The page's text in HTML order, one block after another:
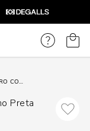
SANDÁLIA COURO CONFORT SALTO BAIXO FINO PRETA
Preta